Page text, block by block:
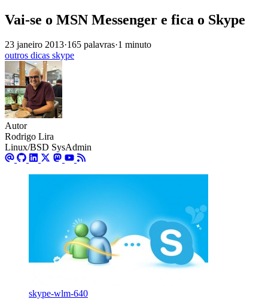
Vai-se o MSN Messenger e fica o Skype
23 janeiro 2013·165 palavras·1 minuto
outros dicas skype
Autor
Rodrigo Lira
Linux/BSD SysAdmin
skype-wlm-640